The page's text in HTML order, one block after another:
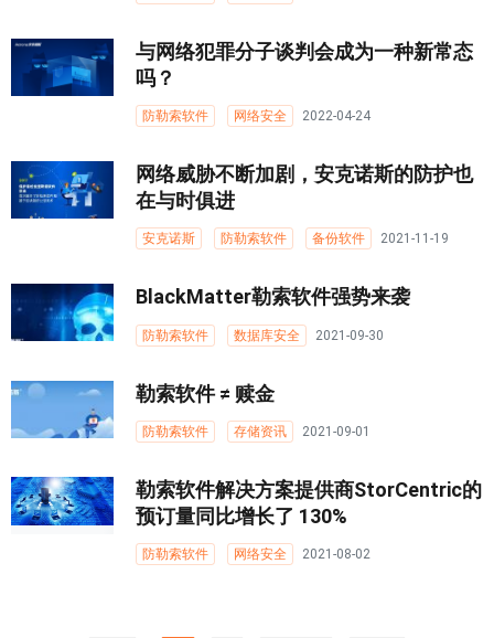
与网络犯罪分子谈判会成为一种新常态
吗？
防勒索软件 网络安全 2022-04-24
网络威胁不断加剧，安克诺斯的防护也
在与时俱进
安克诺斯 防勒索软件 备份软件 2021-11-19
BlackMatter勒索软件强势来袭
防勒索软件 数据库安全 2021-09-30
勒索软件 ≠ 赎金
防勒索软件 存储资讯 2021-09-01
勒索软件解决方案提供商StorCentric的
预订量同比增长了 130%
防勒索软件 网络安全 2021-08-02